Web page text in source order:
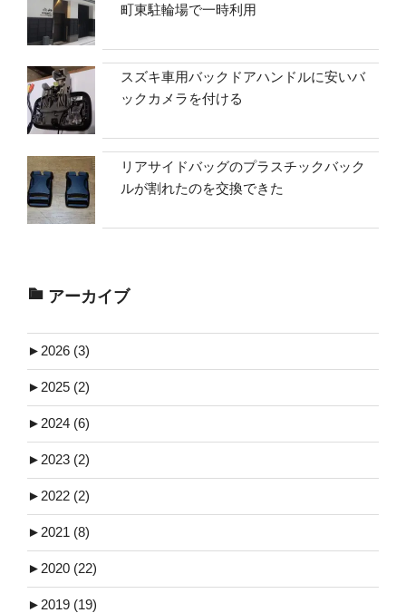
町東駐輪場で一時利用
スズキ車用バックドアハンドルに安いバ
ックカメラを付ける
リアサイドバッグのプラスチックバック
ルが割れたのを交換できた
アーカイブ
► 2026 (3)
► 2025 (2)
► 2024 (6)
► 2023 (2)
► 2022 (2)
► 2021 (8)
► 2020 (22)
► 2019 (19)